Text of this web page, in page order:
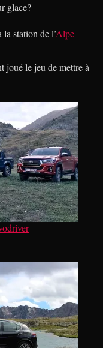
glace?
station de l’Alpe
joué le jeu de mettre à